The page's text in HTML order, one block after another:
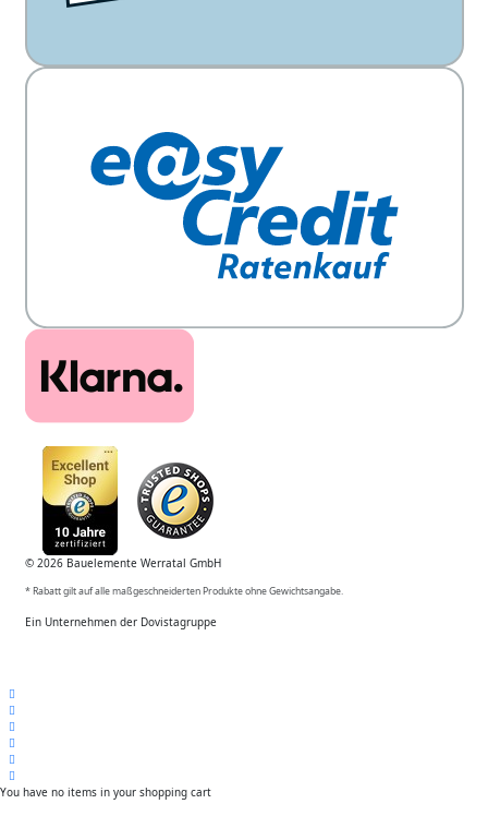
© 2026 Bauelemente Werratal GmbH
* Rabatt gilt auf alle maßgeschneiderten Produkte ohne Gewichtsangabe.
Ein Unternehmen der Dovistagruppe
You have no items in your shopping cart